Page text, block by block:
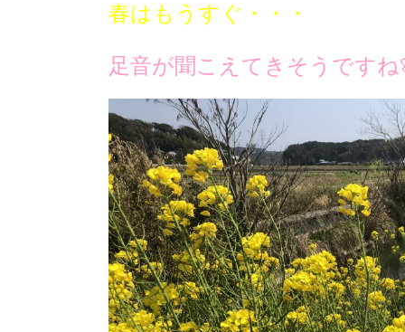
春はもうすぐ・・・
足音が聞こえてきそうですね